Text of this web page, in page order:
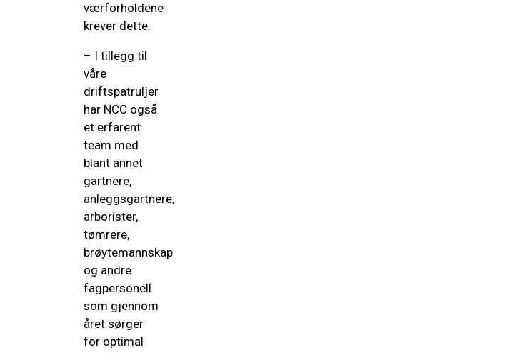
værforholdene
krever dette.
– I tillegg til
våre
driftspatruljer
har NCC også
et erfarent
team med
blant annet
gartnere,
anleggsgartnere,
arborister,
tømrere,
brøytemannskap
og andre
fagpersonell
som gjennom
året sørger
for optimal